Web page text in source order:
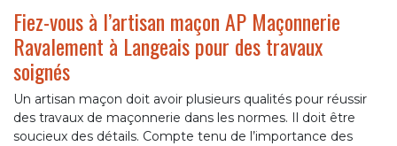
Fiez-vous à l’artisan maçon AP Maçonnerie
Ravalement à Langeais pour des travaux
soignés
Un artisan maçon doit avoir plusieurs qualités pour réussir
des travaux de maçonnerie dans les normes. Il doit être
soucieux des détails. Compte tenu de l’importance des